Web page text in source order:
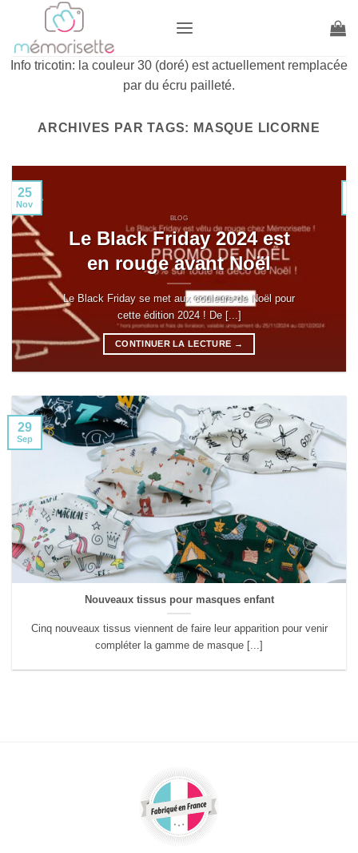
contenu
Info tricotin: la couleur 30 (doré) est actuellement remplacée
par du écru pailleté.
ARCHIVES PAR TAGS: MASQUE LICORNE
BLOG
Le Black Friday 2024 est
en rouge avant Noël
Le Black Friday se met aux couleurs de Noël pour
cette édition 2024 ! De [...]
CONTINUER LA LECTURE →
25
Nov
Nouveaux tissus pour masques enfant
Cinq nouveaux tissus viennent de faire leur apparition pour venir
compléter la gamme de masque [...]
29
Sep